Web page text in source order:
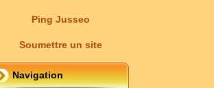
Ping Jusseo
Soumettre un site
Navigation